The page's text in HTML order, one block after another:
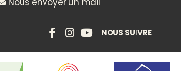
oui
Nous envoyer un mail
NOUS SUIVRE